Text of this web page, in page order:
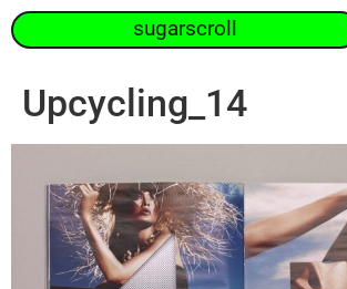
sugarscroll
Upcycling_14